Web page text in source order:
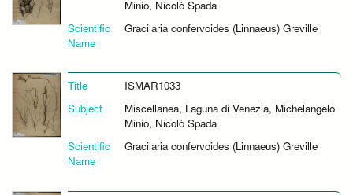
Minio, Nicolò Spada
Scientific
Name
Gracilaria confervoides (Linnaeus) Greville
Title
ISMAR1033
Subject
Miscellanea, Laguna di Venezia, Michelangelo
Minio, Nicolò Spada
Scientific
Name
Gracilaria confervoides (Linnaeus) Greville